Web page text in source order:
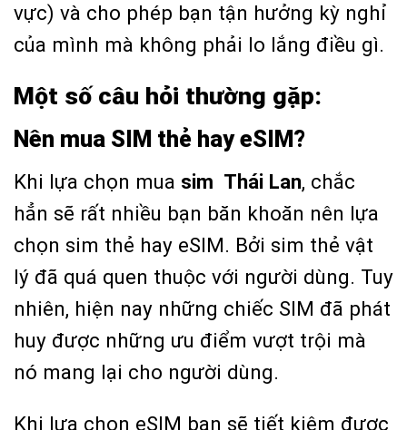
vực) và cho phép bạn tận hưởng kỳ nghỉ
của mình mà không phải lo lắng điều gì.
Một số câu hỏi thường gặp:
Nên mua SIM thẻ hay eSIM?
Khi lựa chọn mua sim Thái Lan, chắc
hẳn sẽ rất nhiều bạn băn khoăn nên lựa
chọn sim thẻ hay eSIM. Bởi sim thẻ vật
lý đã quá quen thuộc với người dùng. Tuy
nhiên, hiện nay những chiếc SIM đã phát
huy được những ưu điểm vượt trội mà
nó mang lại cho người dùng.
Khi lựa chọn eSIM bạn sẽ tiết kiệm được